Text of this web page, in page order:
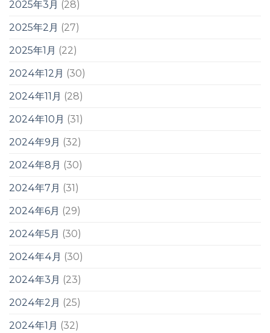
2025年3月 (28)
2025年2月 (27)
2025年1月 (22)
2024年12月 (30)
2024年11月 (28)
2024年10月 (31)
2024年9月 (32)
2024年8月 (30)
2024年7月 (31)
2024年6月 (29)
2024年5月 (30)
2024年4月 (30)
2024年3月 (23)
2024年2月 (25)
2024年1月 (32)